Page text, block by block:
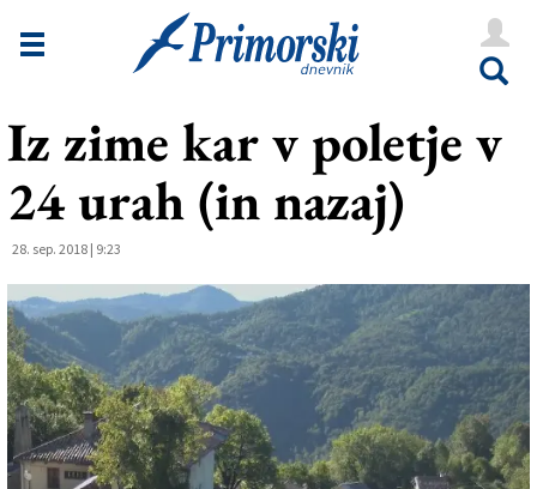
Novice
Goriška
Kultura
Še
Vreme
V Kioskih
Uredništvo
Iz zime kar v poletje v
24 urah (in nazaj)
28. sep. 2018 | 9:23